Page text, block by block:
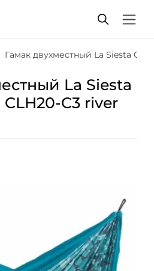
Гамак двухместный La Siesta
La Siesta
C3 river